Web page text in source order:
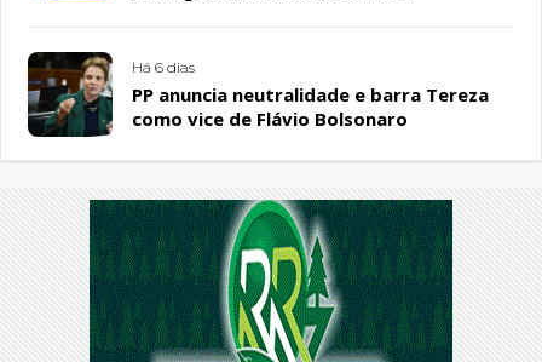
Há 6 dias
PP anuncia neutralidade e barra Tereza
como vice de Flávio Bolsonaro